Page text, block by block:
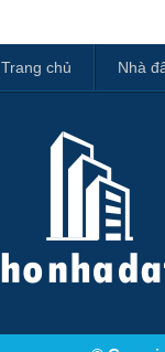
Trang chủ Nhà